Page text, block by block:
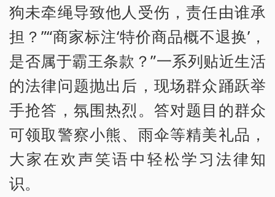
狗未牵绳导致他人受伤，责任由谁承
担？”“商家标注‘特价商品概不退换’，
是否属于霸王条款？”一系列贴近生活
的法律问题抛出后，现场群众踊跃举
手抢答，氛围热烈。答对题目的群众
可领取警察小熊、雨伞等精美礼品，
大家在欢声笑语中轻松学习法律知
识。